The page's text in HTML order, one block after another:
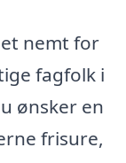
nemt for
fagfolk i
ønsker en
frisure,